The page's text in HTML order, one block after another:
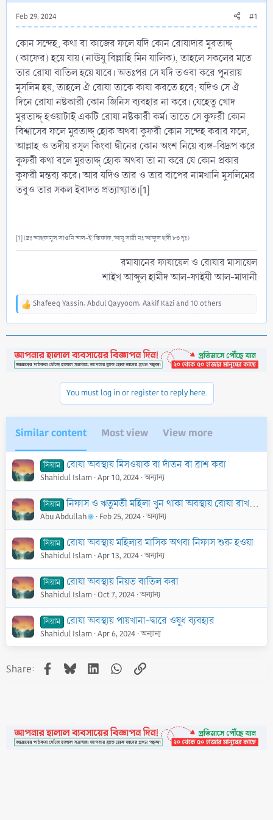
Feb 29, 2024 #1
কোন সন্দেহ, কথা বা কাজের ফলে যদি কোন রোযাদার মুরতাদ্দ্
(কাফের) হয়ে যায় (নাঊযু বিল্লাহি মিন যালিক), তাহলে সকলের মতে
তার রোযা বাতিল হয়ে যাবে। অতঃপর সে যদি তওবা করে পুনরায়
মুসলিম হয়, তাহলে ঐ রোযা তাকে কাযা করতে হবে; যদিও সে ঐ
দিনে রোযা নষ্টকারী কোন জিনিস ব্যবহার না করে। যেহেতু খোদ
মুরতাদ্দ্ হওয়াটাই একটি রোযা নষ্টকারী কর্ম। তাতে সে কুফরী কোন
বিশ্বাসের ফলে মুরতাদ্দ্ হোক অথবা কুফরী কোন সন্দেহ করার ফলে,
আল্লাহ ও তদীয় রসূল কিংবা দ্বীনের কোন অংশ নিয়ে ব্যঙ্গ-বিদ্রূপ করে
কুফরী কথা বলে মুরতাদ্দ্ হোক অথবা তা না করে যে কোন প্রকার
কুফরী মন্তব্য করে। আর যদিও তার ও তার বাপের নামখানি মুসলিমের
তবুও তার সকল ইবাদত প্রত্যাখ্যাত।[1]
[1] (দ্রঃ আহকামুস সাওমি অল-ই’তিকাফ, আবূ সারী মঃ আব্দুল হাদী ৮৩পৃঃ)
রমাযানের ফাযায়েল ও রোযার মাসায়েল
শাইখ আব্দুল হামীদ আল-ফাইযী আল-মাদানী​
R
t
i
Shafeeq Yassin, Abdul Qayyoom, Aakif Kaziand 10 others
You must log in or register to reply here.
Similar content Most view View more
সিয়াম রোযা অবস্থায় মিসওয়াক বা দাঁতন বা ব্রাশ করা
Shahidul Islam Apr 10, 2024 অন্যান্য
সিয়াম নিফাস ও ঋতুমতী মহিলা খুন থাকা অবস্থায় রোযা রাখবে না
Abu Abdullah Feb 25, 2024 অন্যান্য
সিয়াম রোযা অবস্থায় মহিলার মাসিক অথবা নিফাস শুরু হওয়া
Shahidul Islam Apr 13, 2024 অন্যান্য
সিয়াম রোযা অবস্থায় নিয়ত বাতিল করা
Shahidul Islam Oct 7, 2024 অন্যান্য
সিয়াম রোযা অবস্থায় পায়খানা-দ্বারে ওষুধ ব্যবহার
Shahidul Islam Apr 6, 2024 অন্যান্য
Share: Facebook
BlueskyLinkedInWhatsApp
Link